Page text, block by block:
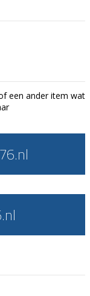
een ander item wat